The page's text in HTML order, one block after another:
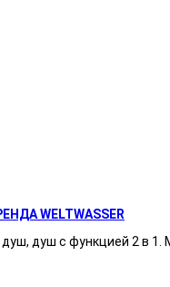
WELTWASSER
душ с функцией 2 в